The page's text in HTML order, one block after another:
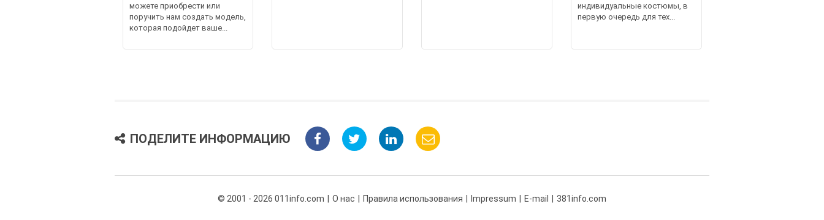
можете приобрести или
поручить нам создать модель,
которая подойдет ваше...
индивидуальные костюмы, в
первую очередь для тех...
ПОДЕЛИТЕ ИНФОРМАЦИЮ
© 2001 - 2026 011info.com О нас Правила использования Impressum E-mail 381info.com